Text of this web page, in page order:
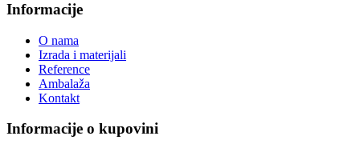
Informacije
O nama
Izrada i materijali
Reference
Ambalaža
Kontakt
Informacije o kupovini